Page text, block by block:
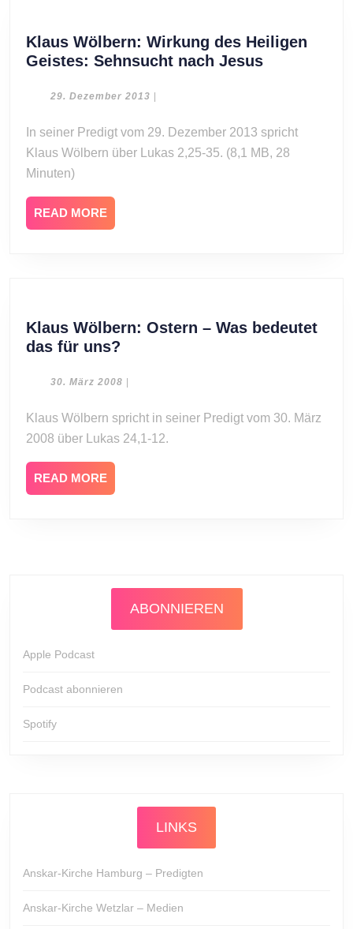
Klaus Wölbern: Wirkung des Heiligen
Geistes: Sehnsucht nach JesusKlaus
Heiligen
Geistes:
29. Dezember 2013 29.
|
Klaus Wölbern über Lukas 2,25-35. (8,1 MB, 28
Minuten)
READ MORE
MORE
Klaus Wölbern: Ostern – Was bedeutet
das für uns?
Ostern
Was
bedeutet
30. März 2008 30.
|
Klaus Wölbern spricht in seiner Predigt vom 30. März
2008 über Lukas 24,1-12.
READ MORE
MORE
ABONNIEREN
Apple Podcast
Podcast abonnieren
Spotify
LINKS
Anskar-Kirche Hamburg – Predigten
Anskar-Kirche Wetzlar – Medien